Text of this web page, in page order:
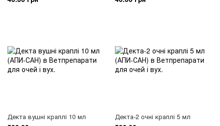
Декта вушні краплі 10 мл Декта-2 очні краплі 5 мл